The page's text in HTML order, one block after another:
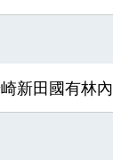
新田國有林內